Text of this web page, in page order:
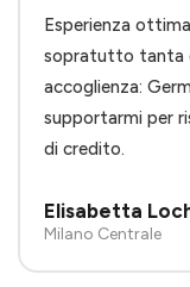
Esperienza
sopratutto tanta
accoglienza:
supportarmi per
di credito.
Elisabetta
Milano Centrale